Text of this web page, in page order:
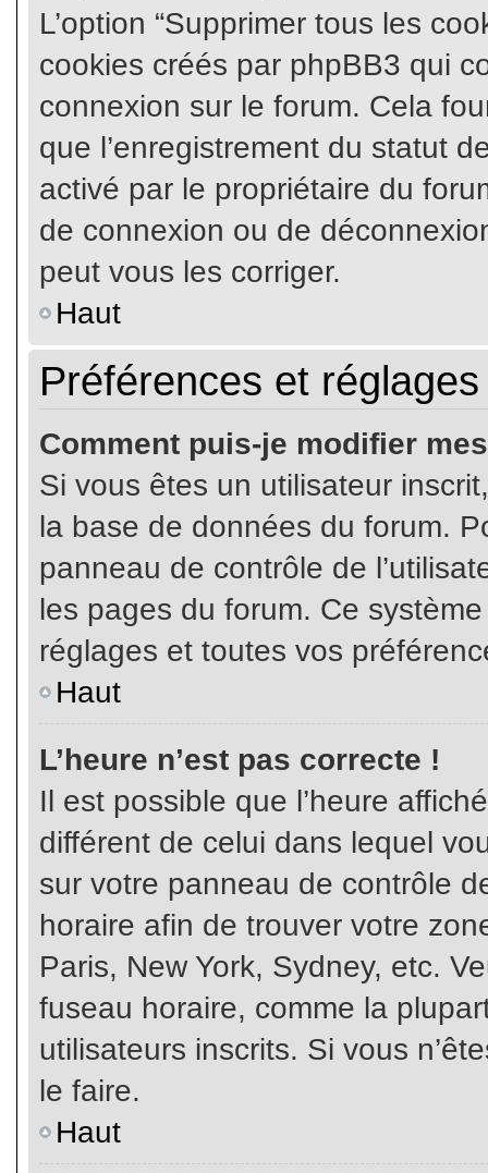
L’option “Supprimer tous les
cookies créés par phpBB3 qui
connexion sur le forum. Cela
que l’enregistrement du statut
activé par le propriétaire du
de connexion ou de
peut vous les corriger.
Haut
Préférences et
Comment puis-je modifier
Si vous êtes un utilisateur
la base de données du forum.
panneau de contrôle de
les pages du forum. Ce
réglages et toutes vos
Haut
L’heure n’est pas correcte !
Il est possible que l’heure
différent de celui dans lequel
sur votre panneau de contrôle
horaire afin de trouver votre
Paris, New York, Sydney, etc.
fuseau horaire, comme la
utilisateurs inscrits. Si vous
le faire.
Haut